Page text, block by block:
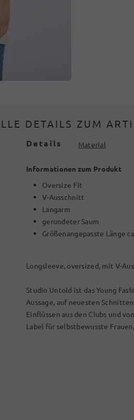
DETAILS ZUM
Details Material
Informationen zum Produkt
Oversize Fit
V-Ausschnitt
Langarm
gerundeter Saum
Größenangepasste Länge
Longsleeve, oversized, mit V-
Studio Untold ist das Young
Aussage, auf neuesten
Einflüssen aus den Clubs und
Label für selbstbewusste